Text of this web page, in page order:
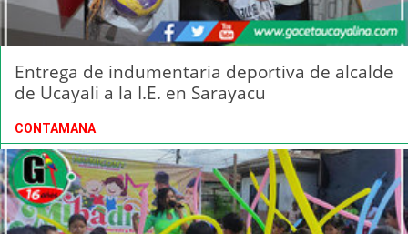
Entrega de indumentaria deportiva de alcalde
de Ucayali a la I.E. en Sarayacu
CONTAMANA